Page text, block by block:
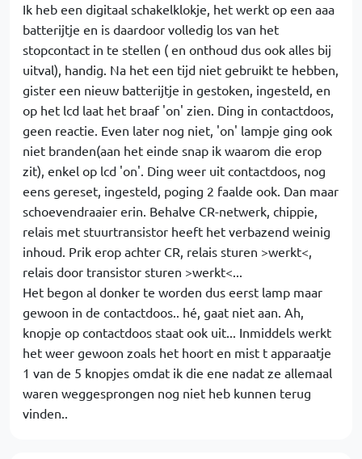
Ik heb een digitaal schakelklokje, het werkt op een aaa
batterijtje en is daardoor volledig los van het
stopcontact in te stellen ( en onthoud dus ook alles bij
uitval), handig. Na het een tijd niet gebruikt te hebben,
gister een nieuw batterijtje in gestoken, ingesteld, en
op het lcd laat het braaf 'on' zien. Ding in contactdoos,
geen reactie. Even later nog niet, 'on' lampje ging ook
niet branden(aan het einde snap ik waarom die erop
zit), enkel op lcd 'on'. Ding weer uit contactdoos, nog
eens gereset, ingesteld, poging 2 faalde ook. Dan maar
schoevendraaier erin. Behalve CR-netwerk, chippie,
relais met stuurtransistor heeft het verbazend weinig
inhoud. Prik erop achter CR, relais sturen >werkt<,
relais door transistor sturen >werkt<...
Het begon al donker te worden dus eerst lamp maar
gewoon in de contactdoos.. hé, gaat niet aan. Ah,
knopje op contactdoos staat ook uit... Inmiddels werkt
het weer gewoon zoals het hoort en mist t apparaatje
1 van de 5 knopjes omdat ik die ene nadat ze allemaal
waren weggesprongen nog niet heb kunnen terug
vinden..